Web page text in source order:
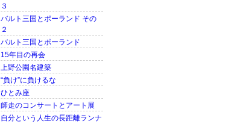
３
バルト三国とポーランド その
２
バルト三国とポーランド
15年目の再会
上野公園名建築
“負け”に負けるな
ひとみ座
師走のコンサートとアート展
自分という人生の長距離ランナ